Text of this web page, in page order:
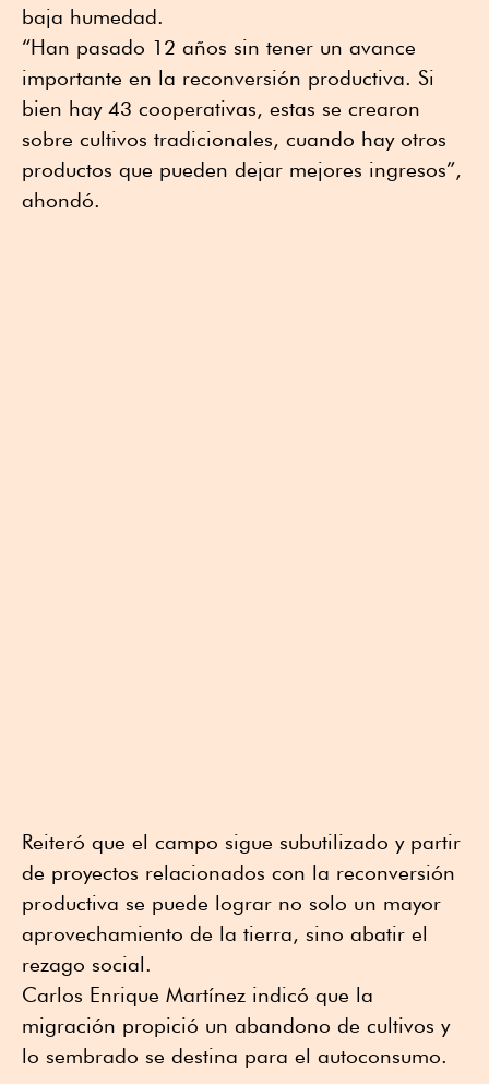
baja humedad.
“Han pasado 12 años sin tener un avance
importante en la reconversión productiva. Si
bien hay 43 cooperativas, estas se crearon
sobre cultivos tradicionales, cuando hay otros
productos que pueden dejar mejores ingresos”,
ahondó.
Reiteró que el campo sigue subutilizado y partir
de proyectos relacionados con la reconversión
productiva se puede lograr no solo un mayor
aprovechamiento de la tierra, sino abatir el
rezago social.
Carlos Enrique Martínez indicó que la
migración propició un abandono de cultivos y
lo sembrado se destina para el autoconsumo.